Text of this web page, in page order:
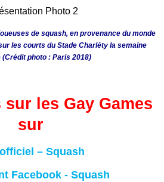
de squash, en provenance du monde
les courts du Stade Charléty la semaine
(Crédit photo : Paris 2018)
les Gay Games
sur
– Squash
Facebook - Squash